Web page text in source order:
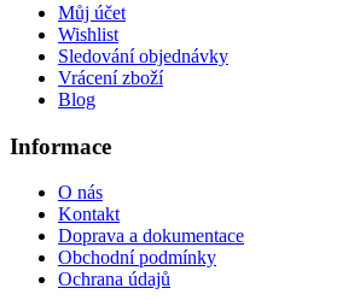
Můj účet
Wishlist
Sledování objednávky
Vrácení zboží
Blog
Informace
O nás
Kontakt
Doprava a dokumentace
Obchodní podmínky
Ochrana údajů